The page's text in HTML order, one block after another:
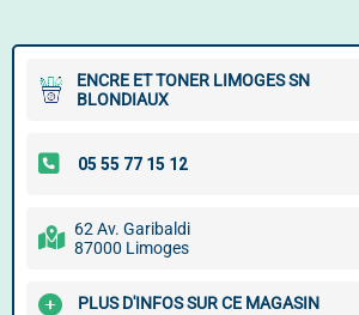
ENCRE ET TONER LIMOGES SN
BLONDIAUX
62 Av. Garibaldi
87000 Limoges
PLUS D'INFOS SUR CE MAGASIN